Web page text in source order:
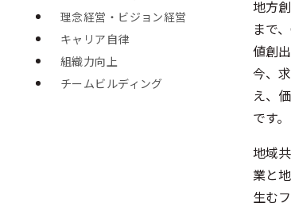
理念経営・ビジョン経営
キャリア自律
組織力向上
チームビルディング
地方
まで
値創
今、
え、
です。
地域
業と
生む